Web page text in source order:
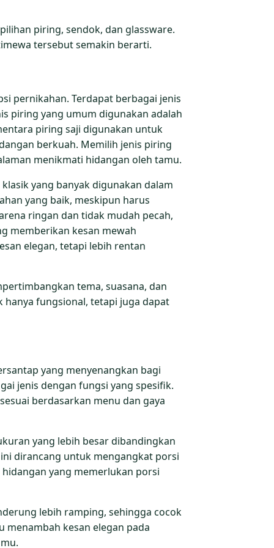
piring, sendok, dan glassware.
tersebut semakin berarti.
pernikahan. Terdapat berbagai jenis
piring yang umum digunakan adalah
piring saji digunakan untuk
berkuah. Memilih jenis piring
menikmati hidangan oleh tamu.
yang banyak digunakan dalam
yang baik, meskipun harus
ringan dan tidak mudah pecah,
memberikan kesan mewah
elegan, tetapi lebih rentan
tema, suasana, dan
fungsional, tetapi juga dapat
yang menyenangkan bagi
jenis dengan fungsi yang spesifik.
berdasarkan menu dan gaya
yang lebih besar dibandingkan
dirancang untuk mengangkat porsi
yang memerlukan porsi
lebih ramping, sehingga cocok
kesan elegan pada